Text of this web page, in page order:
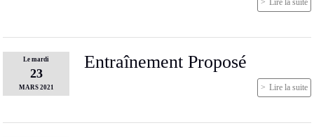
Lire la suite
Le mardi
23
MARS 2021
Entraînement Proposé
Lire la suite